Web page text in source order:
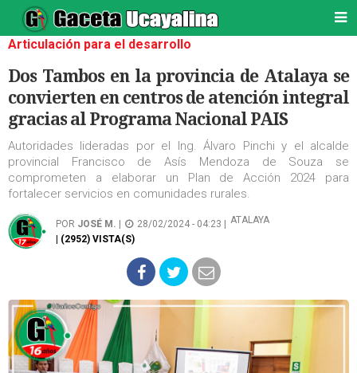
Articulación para el desarrollo
Dos Tambos en la provincia de Atalaya se
convierten en centros de atención integral
gracias al Programa Nacional PAIS
Autoridades lideradas por el Ing. Álvaro Pinchi y el alcalde
provincial Francisco de Asís Mendoza de Souza se
comprometen a elaborar un Plan de Acción 2024 para
fortalecer servicios en comunidades rurales.
POR JOSÉ M. 28/02/2024 - 04:23 |
ATALAYA
| (2952) VISTA(S)